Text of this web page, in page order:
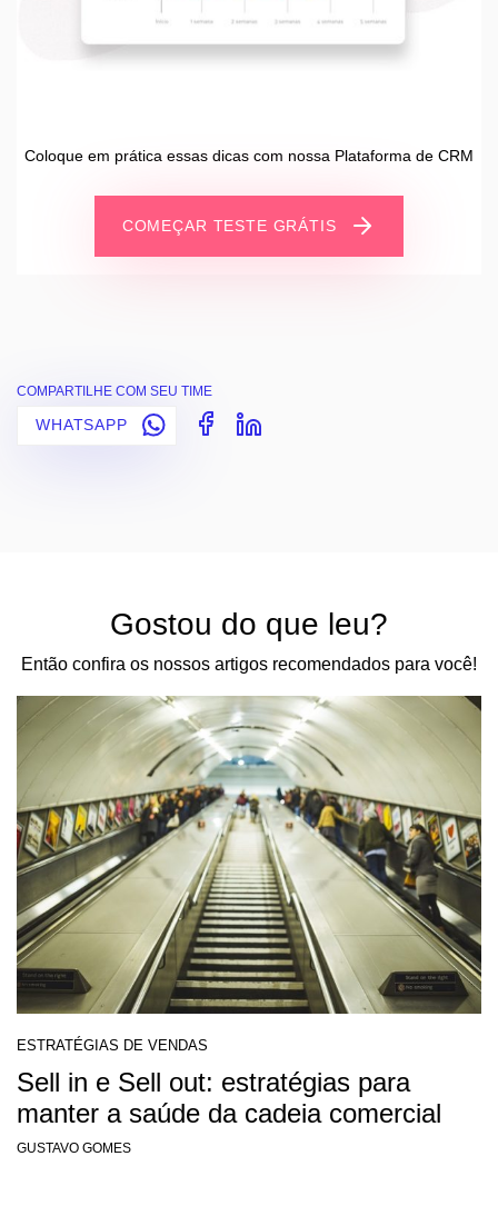
Coloque em prática essas dicas com nossa Plataforma de CRM
COMEÇAR TESTE GRÁTIS
COMPARTILHE COM SEU TIME
WHATSAPP
Gostou do que leu?
Então confira os nossos artigos recomendados para você!
ESTRATÉGIAS DE VENDAS
Sell in e Sell out: estratégias para
manter a saúde da cadeia comercial
GUSTAVO GOMES